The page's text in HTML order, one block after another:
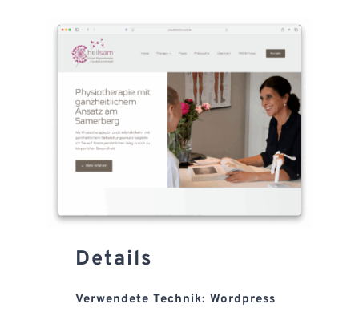
FAQ
Kontakt
Details
Verwendete Technik: Wordpress